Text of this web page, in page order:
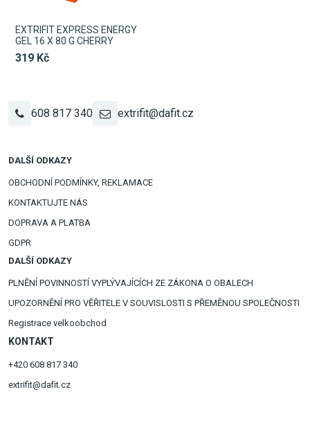
EXTRIFIT EXPRESS ENERGY
GEL 16 X 80 G CHERRY
319 Kč
608 817 340 extrifit@dafit.cz
DALŠÍ ODKAZY
OBCHODNÍ PODMÍNKY, REKLAMACE
KONTAKTUJTE NÁS
DOPRAVA A PLATBA
GDPR
DALŠÍ ODKAZY
PLNĚNÍ POVINNOSTÍ VYPLÝVAJÍCÍCH ZE ZÁKONA O OBALECH
UPOZORNĚNÍ PRO VĚŘITELE V SOUVISLOSTI S PŘEMĚNOU SPOLEČNOSTI
Registrace velkoobchod
KONTAKT
+420 608 817 340
extrifit@dafit.cz